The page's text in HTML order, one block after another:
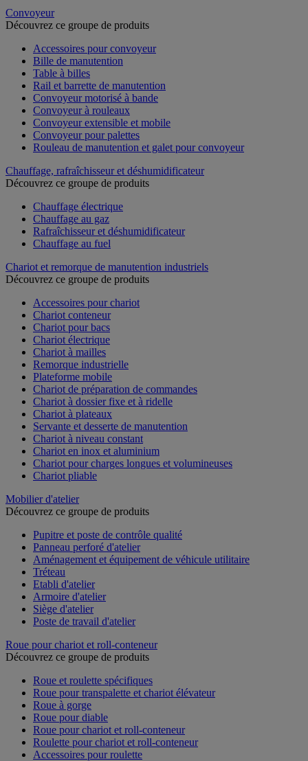
Convoyeur
Découvrez ce groupe de produits
Accessoires pour convoyeur
Bille de manutention
Table à billes
Rail et barrette de manutention
Convoyeur motorisé à bande
Convoyeur à rouleaux
Convoyeur extensible et mobile
Convoyeur pour palettes
Rouleau de manutention et galet pour convoyeur
Chauffage, rafraîchisseur et déshumidificateur
Découvrez ce groupe de produits
Chauffage électrique
Chauffage au gaz
Rafraîchisseur et déshumidificateur
Chauffage au fuel
Chariot et remorque de manutention industriels
Découvrez ce groupe de produits
Accessoires pour chariot
Chariot conteneur
Chariot pour bacs
Chariot électrique
Chariot à mailles
Remorque industrielle
Plateforme mobile
Chariot de préparation de commandes
Chariot à dossier fixe et à ridelle
Chariot à plateaux
Servante et desserte de manutention
Chariot à niveau constant
Chariot en inox et aluminium
Chariot pour charges longues et volumineuses
Chariot pliable
Mobilier d'atelier
Découvrez ce groupe de produits
Pupitre et poste de contrôle qualité
Panneau perforé d'atelier
Aménagement et équipement de véhicule utilitaire
Tréteau
Etabli d'atelier
Armoire d'atelier
Siège d'atelier
Poste de travail d'atelier
Roue pour chariot et roll-conteneur
Découvrez ce groupe de produits
Roue et roulette spécifiques
Roue pour transpalette et chariot élévateur
Roue à gorge
Roue pour diable
Roue pour chariot et roll-conteneur
Roulette pour chariot et roll-conteneur
Accessoires pour roulette